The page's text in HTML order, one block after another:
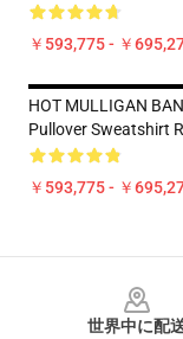
￥593,775 - ￥
HOT MULLIGAN
Pullover Sweatshirt
￥593,775 - ￥
世界中に配